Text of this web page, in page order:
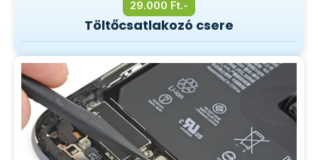
29.000 Ft.-
Töltőcsatlakozó csere